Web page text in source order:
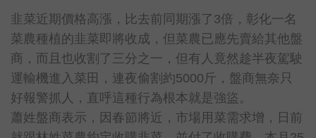
韭菜近期價格高漲，比去前同期漲了3倍，彰化一名
菜農種植的韭菜即將收成，但菜農已應先賣給其他盤
商，而且也收割了三分之一，但有人竟然趁半夜駕駛
運輸機進入菜田，連夜偷割約5000斤，盤商無奈只
好報警抓人，直呼這種行為根本就是強盜。
蕭姓盤商表示，因春節將近，市場用菜需求增，日前